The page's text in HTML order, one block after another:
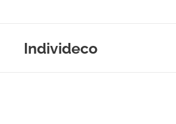
Individeco